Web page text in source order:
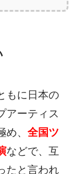
もに日本の
アーティス
、 全国ツ
などで、互
たと言われ